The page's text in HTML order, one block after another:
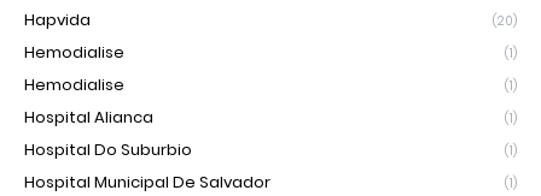
Hapvida (20)
Hemodialise (1)
Hemodialise (1)
Hospital Alianca (1)
Hospital Do Suburbio (1)
Hospital Municipal De Salvador (1)